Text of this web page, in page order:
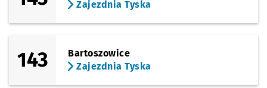
Zajezdnia Tyska
143
Bartoszowice
Zajezdnia Tyska